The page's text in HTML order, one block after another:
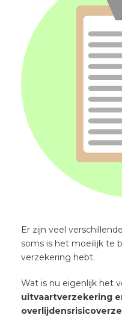
Er zijn veel
soms is het moeilijk te
verzekering hebt.
Wat is nu eigenlijk het
uitvaartverzekering